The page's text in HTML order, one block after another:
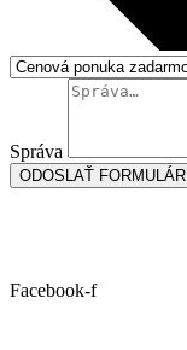
Správa
ODOSLAŤ FORMULÁR
Facebook-f